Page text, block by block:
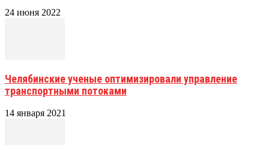
24 июня 2022
Челябинские ученые оптимизировали управление
транспортными потоками
14 января 2021